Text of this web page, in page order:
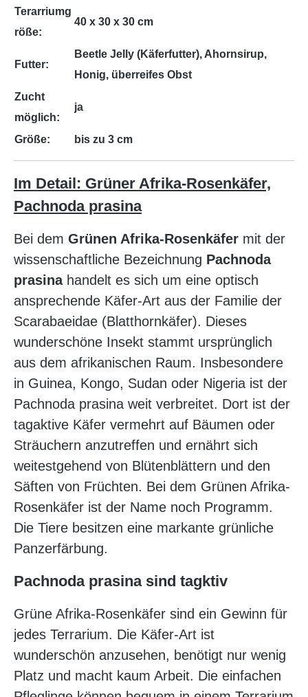
Terarriumg
röße:
40 x 30 x 30 cm
Futter:
Beetle Jelly (Käferfutter), Ahornsirup,
Honig, überreifes Obst
Zucht
möglich:
ja
Größe: bis zu 3 cm
Im Detail: Grüner Afrika-Rosenkäfer,
Pachnoda prasina
Bei dem Grünen Afrika-Rosenkäfer mit der
wissenschaftliche Bezeichnung Pachnoda
prasina handelt es sich um eine optisch
ansprechende Käfer-Art aus der Familie der
Scarabaeidae (Blatthornkäfer). Dieses
wunderschöne Insekt stammt ursprünglich
aus dem afrikanischen Raum. Insbesondere
in Guinea, Kongo, Sudan oder Nigeria ist der
Pachnoda prasina weit verbreitet. Dort ist der
tagaktive Käfer vermehrt auf Bäumen oder
Sträuchern anzutreffen und ernährt sich
weitestgehend von Blütenblättern und den
Säften von Früchten. Bei dem Grünen Afrika-
Rosenkäfer ist der Name noch Programm.
Die Tiere besitzen eine markante grünliche
Panzerfärbung.
Pachnoda prasina sind tagktiv
Grüne Afrika-Rosenkäfer sind ein Gewinn für
jedes Terrarium. Die Käfer-Art ist
wunderschön anzusehen, benötigt nur wenig
Platz und macht kaum Arbeit. Die einfachen